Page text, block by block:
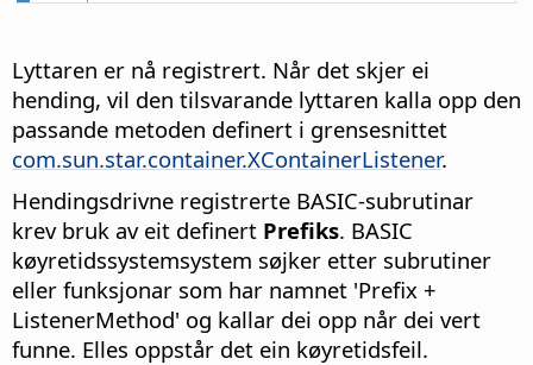
Lyttaren er nå registrert. Når det skjer ei
hending, vil den tilsvarande lyttaren kalla opp den
passande metoden definert i grensesnittet
com.sun.star.container.XContainerListener.
Hendingsdrivne registrerte BASIC-subrutinar
krev bruk av eit definert Prefiks. BASIC
køyretidssystemsystem søjker etter subrutiner
eller funksjonar som har namnet 'Prefix +
ListenerMethod' og kallar dei opp når dei vert
funne. Elles oppstår det ein køyretidsfeil.